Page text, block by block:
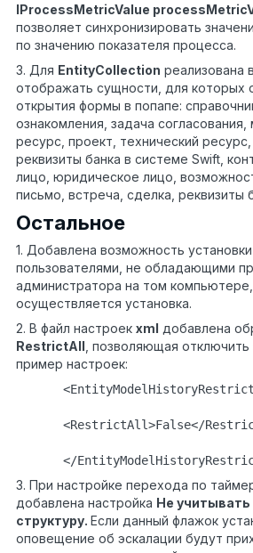
IProcessMetricValue
позволяет синхронизировать
по значению показателя процесса.
3. Для EntityCollection реализована
отображать сущности, для которых
открытия формы в попапе:
ознакомления, задача
ресурс, проект, технический
реквизиты банка в системе Swift,
лицо, юридическое лицо,
письмо, встреча, сделка, реквизиты
Остальное
1. Добавлена возможность установки
пользователями, не обладающими
администратора на том
осуществляется установка.
2. В файл настроек xml добавлена
RestrictAll , позволяющая отключить
пример настроек:
<RestrictAll>False</
</
3. При настройке перехода по
добавлена настройка Не
структуру. Если данный флажок
оповещение об эскалации будут